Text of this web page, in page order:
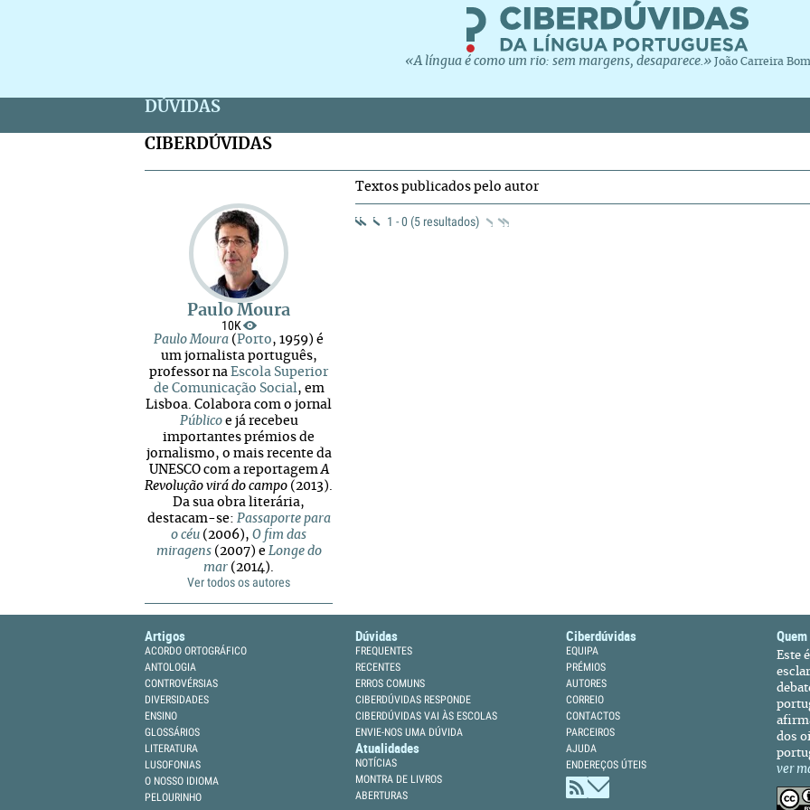
«A língua é como um rio: sem margens, desaparece.» João Carreira Bom
DÚVIDAS
CIBERDÚVIDAS
Paulo Moura
10K
Paulo Moura (Porto, 1959) é
um jornalista português,
professor na Escola Superior
de Comunicação Social, em
Lisboa. Colabora com o jornal
Públicoe já recebeu
importantes prémios de
jornalismo, o mais recente da
UNESCO com a reportagemA
Revolução virá do campo (2013).
Da sua obra literária,
destacam-se: Passaporte para
o céu (2006), O fim das
miragens(2007) e Longe do
mar (2014).
Ver todos os autores
Textos publicados pelo autor
1 - 0 (5 resultados)
Artigos
ACORDO ORTOGRÁFICO
ANTOLOGIA
CONTROVÉRSIAS
DIVERSIDADES
ENSINO
GLOSSÁRIOS
LITERATURA
LUSOFONIAS
O NOSSO IDIOMA
PELOURINHO
Dúvidas
FREQUENTES
RECENTES
ERROS COMUNS
CIBERDÚVIDAS RESPONDE
CIBERDÚVIDAS VAI ÀS ESCOLAS
ENVIE-NOS UMA DÚVIDA
Atualidades
NOTÍCIAS
MONTRA DE LIVROS
ABERTURAS
Ciberdúvidas
EQUIPA
PRÉMIOS
AUTORES
CORREIO
CONTACTOS
PARCEIROS
AJUDA
ENDEREÇOS ÚTEIS
Este
dos
ver